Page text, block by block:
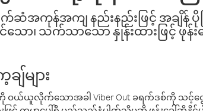
က်ဆံအကုန်အကျ နည်းနည်းဖြင့် အချိန်
င်သော၊ သက်သာသော နှုန်းထားဖြင့် ဖု
များ
ဝယ်ယူလိုက်သောအခါ Viber Out ခရက်ဒစ်ကို သ